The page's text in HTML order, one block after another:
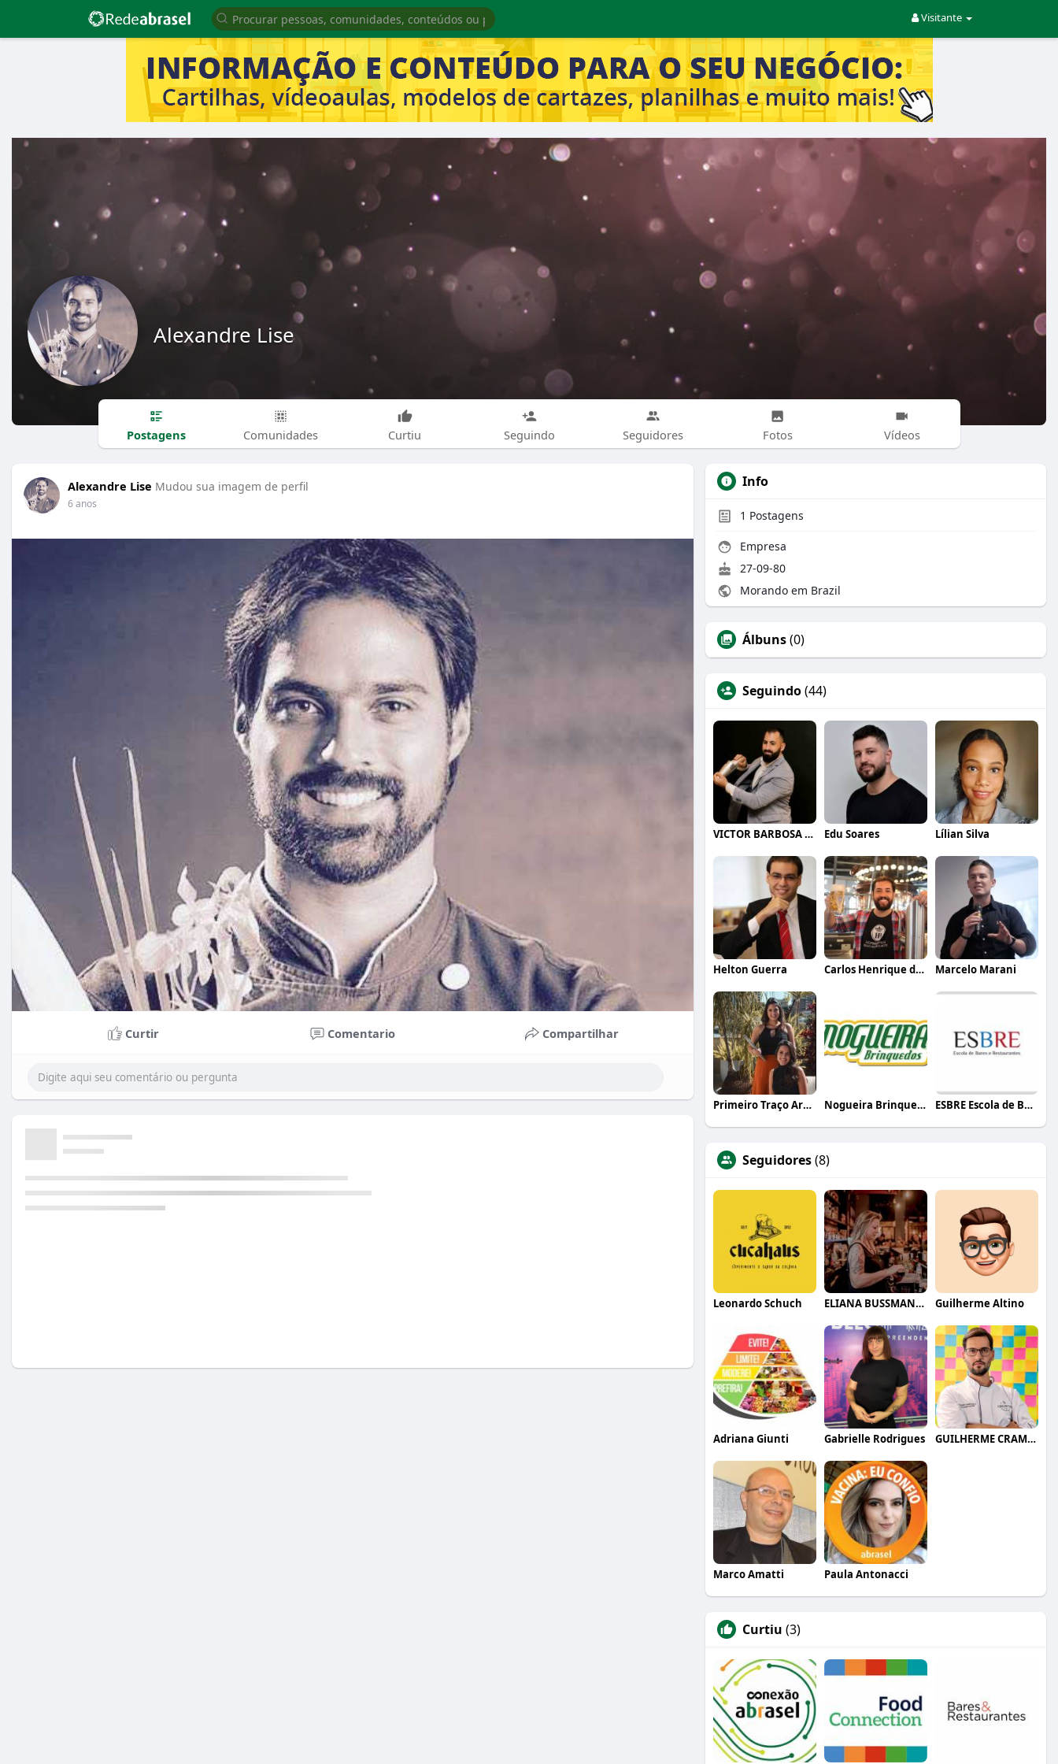
Visitante
Alexandre Lise
Postagens Comunidades Curtiu Seguindo Seguidores Fotos Vídeos
Alexandre Lise Mudou sua imagem de perfil
6 anos
Curtir Comentario Compartilhar
Info
1 Postagens
Empresa
27-09-80
Morando em Brazil
Álbuns(0)
Seguindo(44)
VICTOR BARBOSA QUARANTA Edu Soares Lílian Silva
Helton Guerra Carlos Henrique de Faria Vasconcelos Marcelo Marani
Primeiro Traço Arquitetura Nogueira Brinquedos ESBRE Escola de Bares e Restaurantes
Seguidores(8)
Leonardo Schuch ELIANA BUSSMANN CLARET BUENO Guilherme Altino
Adriana Giunti Gabrielle Rodrigues GUILHERME CRAMER BALLE
Marco Amatti Paula Antonacci
Curtiu (3)